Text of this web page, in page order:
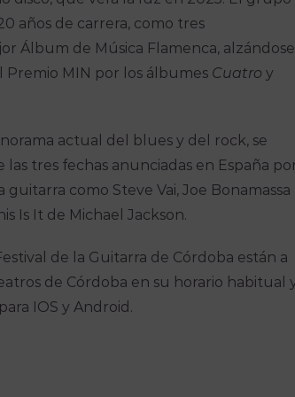
años de carrera, como tres
Álbum de Música Flamenca, alzándose
Premio MIN por los álbumes Cuatro y
actual del blues y del rock, se
las tres fechas anunciadas en España
como Steve Vai, Joe Bonamassa
Is It de Michael Jackson.
de la Guitarra de Córdoba están a
de Córdoba en su horario habitual
IOS y Android.